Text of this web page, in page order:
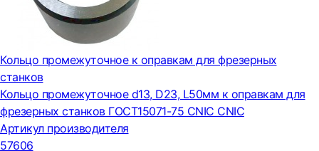
Кольцо промежуточное к оправкам для фрезерных
станков
Кольцо промежуточное d13, D23, L50мм к оправкам для
фрезерных станков ГОСТ15071-75 CNIC CNIC
Артикул производителя
57606